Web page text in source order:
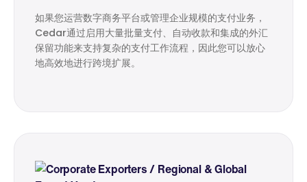
如果您运营数字商务平台或管理企业规模的支付业务，
Cedar通过启用大量批量支付、自动收款和集成的外汇
保留功能来支持复杂的支付工作流程，因此您可以放心
地高效地进行跨境扩展。